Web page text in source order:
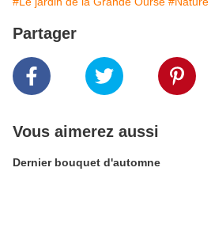
Partager
Vous aimerez aussi
Dernier bouquet d'automne